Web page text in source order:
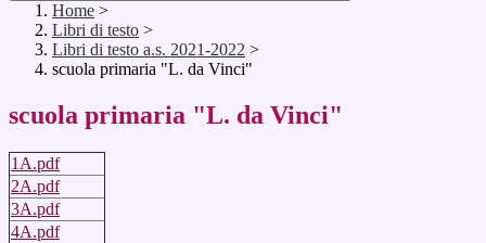
Home >
Libri di testo >
Libri di testo a.s. 2021-2022 >
scuola primaria "L. da Vinci"
scuola primaria "L. da Vinci"
1A.pdf
2A.pdf
3A.pdf
4A.pdf